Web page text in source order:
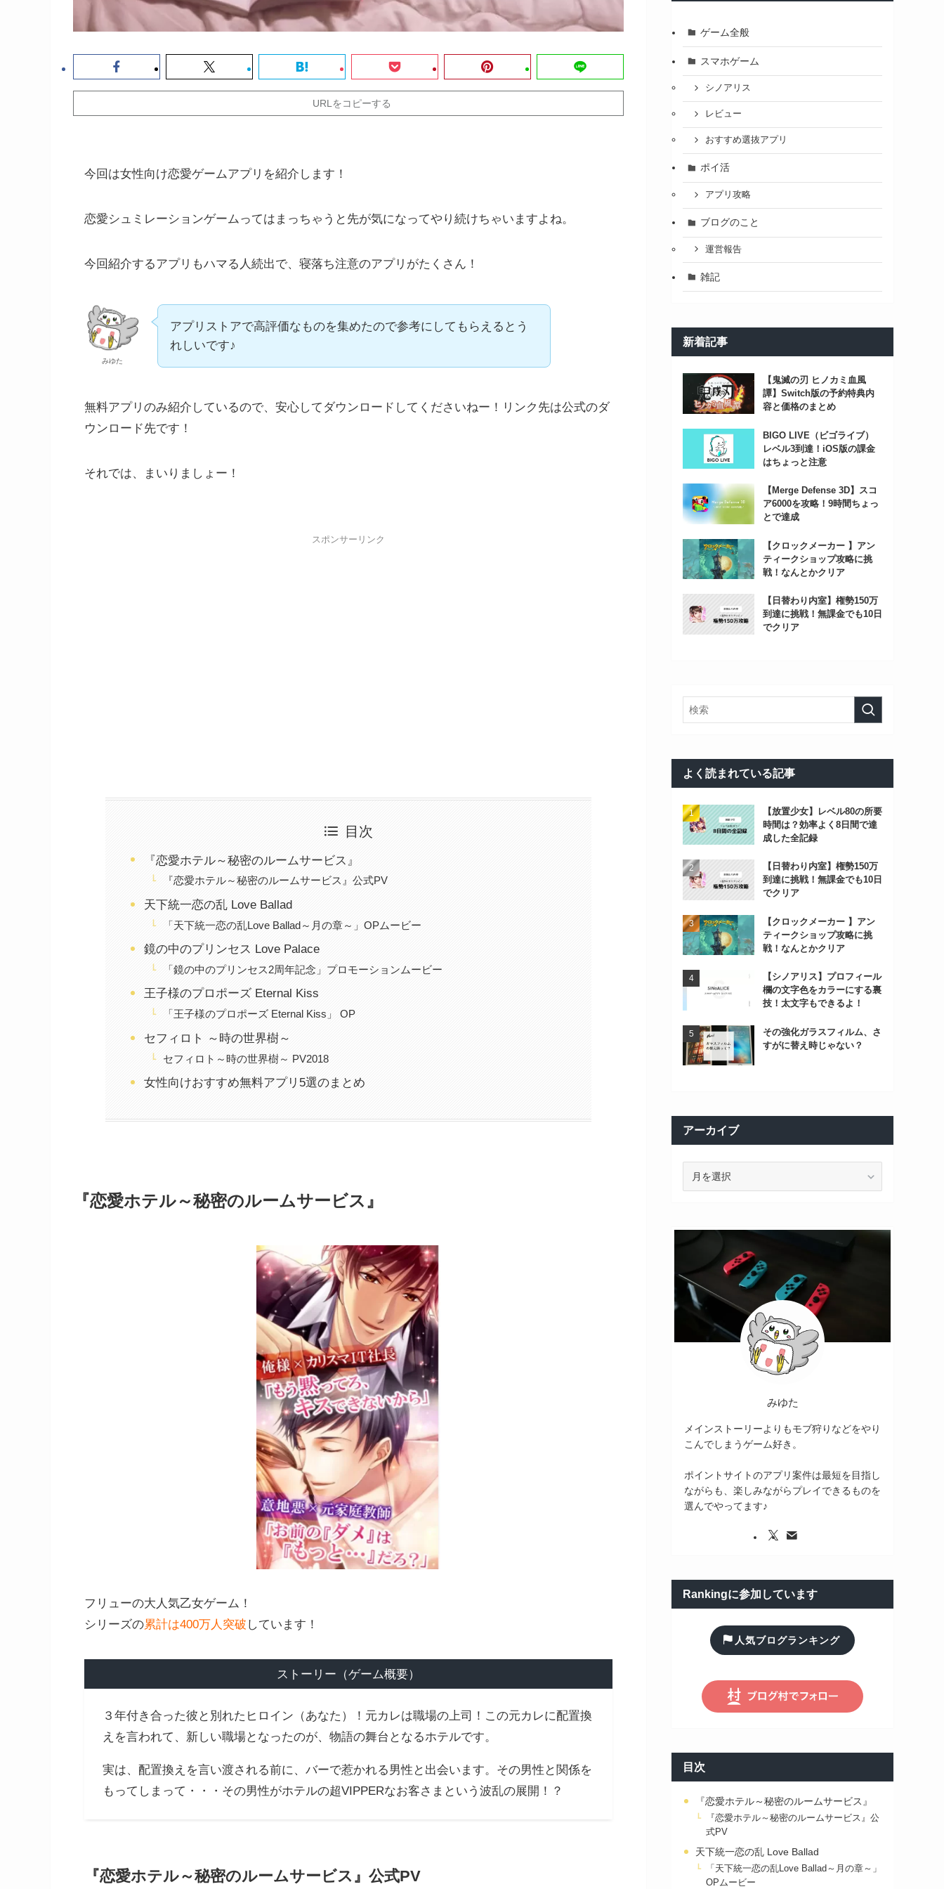
URLをコピーする
今回は女性向け恋愛ゲームアプリを紹介します！
恋愛シュミレーションゲームってはまっちゃうと先が気になってやり続けちゃいますよね。
今回紹介するアプリもハマる人続出で、寝落ち注意のアプリがたくさん！
みゆた
アプリストアで高評価なものを集めたので参考にしてもらえるとう
れしいです♪
無料アプリのみ紹介しているので、安心してダウンロードしてくださいねー！リンク先は公式のダ
ウンロード先です！
それでは、まいりましょー！
スポンサーリンク
目次
『恋愛ホテル～秘密のルームサービス』
『恋愛ホテル～秘密のルームサービス』公式PV
天下統一恋の乱 Love Ballad
「天下統一恋の乱Love Ballad～月の章～」OPムービー
鏡の中のプリンセス Love Palace
「鏡の中のプリンセス2周年記念」プロモーションムービー
王子様のプロポーズ Eternal Kiss
「王子様のプロポーズ Eternal Kiss」 OP
セフィロト ～時の世界樹～
セフィロト～時の世界樹～ PV2018
女性向けおすすめ無料アプリ5選のまとめ
『恋愛ホテル～秘密のルームサービス』
フリューの大人気乙女ゲーム！
シリーズの累計は400万人突破 しています！
ストーリー（ゲーム概要）
３年付き合った彼と別れたヒロイン（あなた）！元カレは職場の上司！この元カレに配置換
えを言われて、新しい職場となったのが、物語の舞台となるホテルです。
実は、配置換えを言い渡される前に、バーで惹かれる男性と出会います。その男性と関係を
もってしまって・・・その男性がホテルの超VIPPERなお客さまという波乱の展開！？
『恋愛ホテル～秘密のルームサービス』公式PV
ゲーム全般
スマホゲーム
シノアリス
レビュー
おすすめ選抜アプリ
ポイ活
アプリ攻略
ブログのこと
運営報告
雑記
新着記事
【鬼滅の刃 ヒノカミ血風
譚】Switch版の予約特典内
容と価格のまとめ
BIGO LIVE（ビゴライブ）
レベル3到達！iOS版の課金
はちょっと注意
【Merge Defense 3D】スコ
ア6000を攻略！9時間ちょっ
とで達成
【クロックメーカー 】アン
ティークショップ攻略に挑
戦！なんとかクリア
【日替わり内室】権勢150万
到達に挑戦！無課金でも10日
でクリア
よく読まれている記事
【放置少女】レベル80の所要
時間は？効率よく8日間で達
成した全記録
【日替わり内室】権勢150万
到達に挑戦！無課金でも10日
でクリア
【クロックメーカー 】アン
ティークショップ攻略に挑
戦！なんとかクリア
【シノアリス】プロフィール
欄の文字色をカラーにする裏
技！太文字もできるよ！
その強化ガラスフィルム、さ
すがに替え時じゃない？
アーカイブ
ブ
みゆた
メインストーリーよりもモブ狩りなどをやり
こんでしまうゲーム好き。
ポイントサイトのアプリ案件は最短を目指し
ながらも、楽しみながらプレイできるものを
選んでやってます♪
Rankingに参加しています
人気ブログランキング
目次
『恋愛ホテル～秘密のルームサービス』
『恋愛ホテル～秘密のルームサービス』公
式PV
天下統一恋の乱 Love Ballad
「天下統一恋の乱Love Ballad～月の章～」
OPムービー